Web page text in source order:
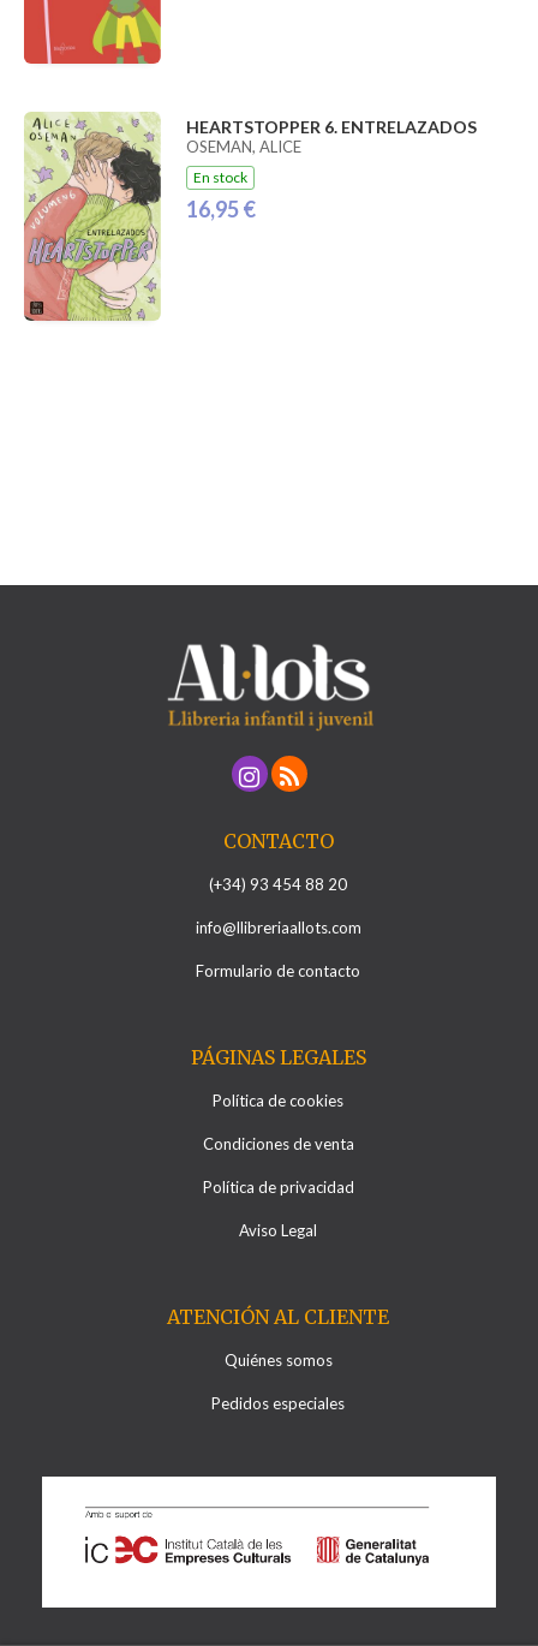
HEARTSTOPPER 6. ENTRELAZADOS
OSEMAN, ALICE
En stock
16,95 €
CONTACTO
(+34) 93 454 88 20
info@llibreriaallots.com
Formulario de contacto
PÁGINAS LEGALES
Política de cookies
Condiciones de venta
Política de privacidad
Aviso Legal
ATENCIÓN AL CLIENTE
Quiénes somos
Pedidos especiales